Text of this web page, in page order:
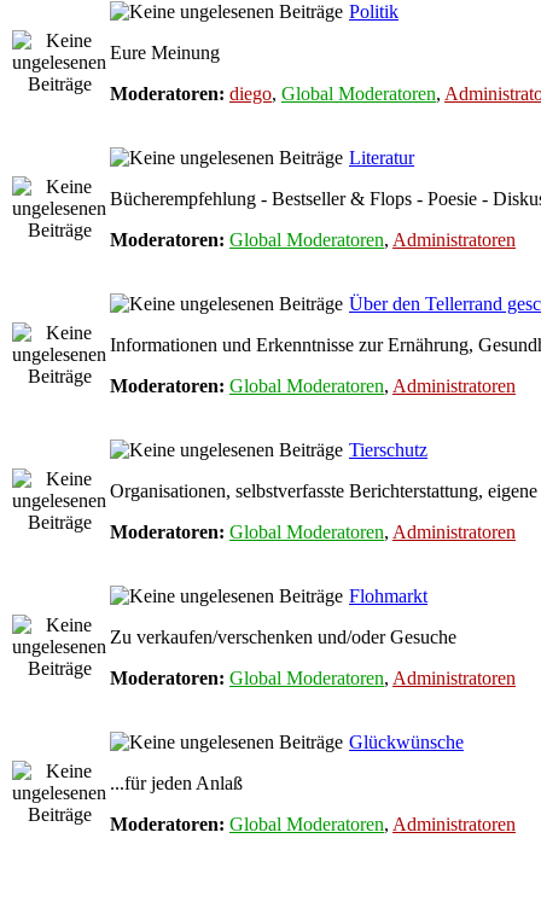
Politik
Eure Meinung
Moderatoren: diego, Global Moderatoren,
Literatur
Bücherempfehlung - Bestseller & Flops - Poesie -
Moderatoren: Global Moderatoren, Administratoren
Über den Tellerrand
Informationen und Erkenntnisse zur Ernährung,
Moderatoren: Global Moderatoren, Administratoren
Tierschutz
Organisationen, selbstverfasste Berichterstattung,
Moderatoren: Global Moderatoren, Administratoren
Flohmarkt
Zu verkaufen/verschenken und/oder Gesuche
Moderatoren: Global Moderatoren, Administratoren
Glückwünsche
...für jeden Anlaß
Moderatoren: Global Moderatoren, Administratoren